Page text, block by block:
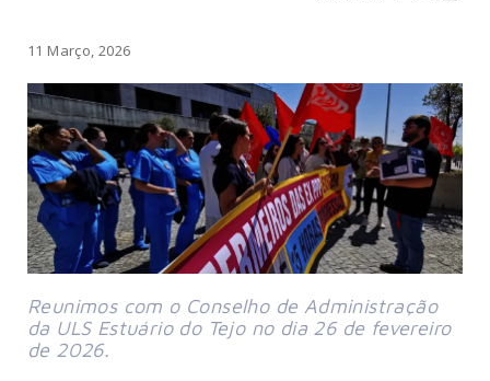
11 Março, 2026
Reunimos com o Conselho de Administração
da ULS Estuário do Tejo no dia 26 de fevereiro
de 2026.